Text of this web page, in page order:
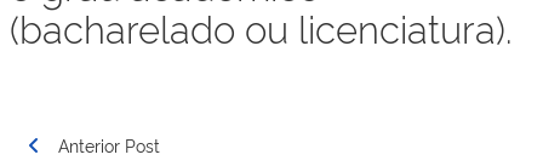
(bacharelado ou licenciatura).
Navegação
Anterior Post